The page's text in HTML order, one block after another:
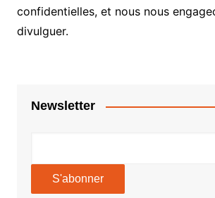
confidentielles, et nous nous
divulguer.
Newsletter